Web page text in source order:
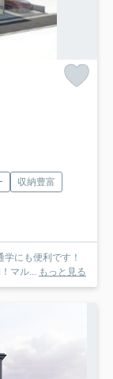
収納豊富
にも便利です！
マル...
もっと見る